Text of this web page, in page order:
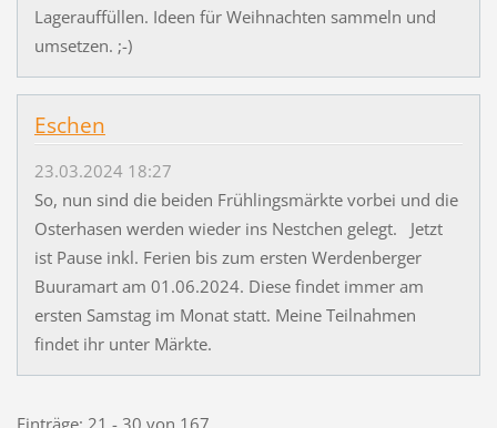
Lagerauffüllen. Ideen für Weihnachten sammeln und
umsetzen. ;-)
Eschen
23.03.2024 18:27
So, nun sind die beiden Frühlingsmärkte vorbei und die
Osterhasen werden wieder ins Nestchen gelegt. Jetzt
ist Pause inkl. Ferien bis zum ersten Werdenberger
Buuramart am 01.06.2024. Diese findet immer am
ersten Samstag im Monat statt. Meine Teilnahmen
findet ihr unter Märkte.
Einträge: 21 - 30 von 167